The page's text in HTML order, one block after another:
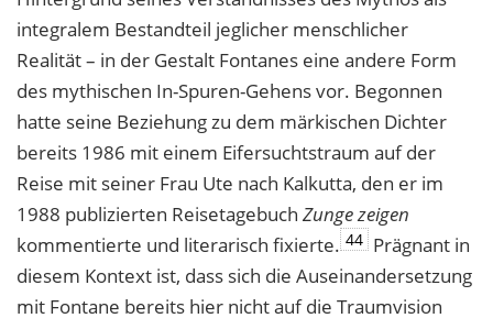
integralem Bestandteil jeglicher menschlicher
Realität – in der Gestalt Fontanes eine andere Form
des mythischen In-Spuren-Gehens vor. Begonnen
hatte seine Beziehung zu dem märkischen Dichter
bereits 1986 mit einem Eifersuchtstraum auf der
Reise mit seiner Frau Ute nach Kalkutta, den er im
1988 publizierten Reisetagebuch Zunge zeigen
kommentierte und literarisch fixierte. 44 Prägnant in
diesem Kontext ist, dass sich die Auseinandersetzung
mit Fontane bereits hier nicht auf die Traumvision